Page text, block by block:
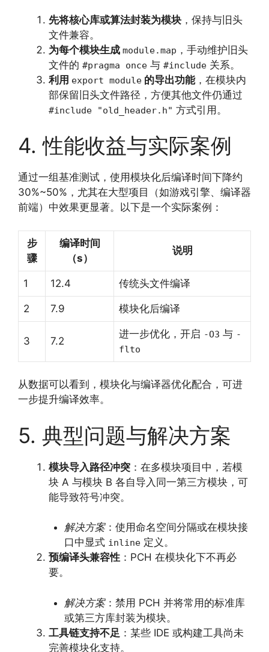
先将核心库或算法封装为模块 ，保持与旧头
文件兼容。
为每个模块生成 module.map ，手动维护旧头
文件的 #pragma once 与 #include 关系。
利用 export module 的导出功能，在模块内
部保留旧头文件路径，方便其他文件仍通过
#include "old_header.h" 方式引用。
4. 性能收益与实际案例
通过一组基准测试，使用模块化后编译时间下降约
30%~50%，尤其在大型项目（如游戏引擎、编译器
前端）中效果更显著。以下是一个实际案例：
步
骤
编译时间
（s）
说明
1 12.4 传统头文件编译
2 7.9 模块化后编译
3 7.2
进一步优化，开启 -O3 与 -
flto
从数据可以看到，模块化与编译器优化配合，可进
一步提升编译效率。
5. 典型问题与解决方案
模块导入路径冲突 ：在多模块项目中，若模
块 A 与模块 B 各自导入同一第三方模块，可
能导致符号冲突。
解决方案：使用命名空间分隔或在模块接
口中显式 inline定义。
预编译头兼容性 ：PCH 在模块化下不再必
要。
解决方案：禁用 PCH 并将常用的标准库
或第三方库封装为模块。
工具链支持不足 ：某些 IDE 或构建工具尚未
完善模块化支持。